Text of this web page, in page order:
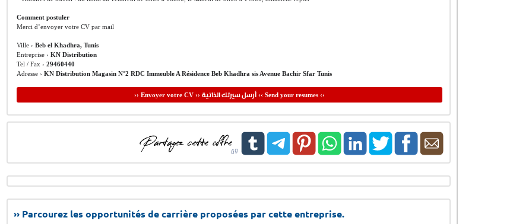
Comment postuler
Merci d’envoyer votre CV par mail
Ville › Beb el Khadhra, Tunis
Entreprise › KN Distribution
Tel / Fax › 29460440
Adresse › KN Distribution Magasin N°2 RDC Immeuble A Résidence Beb Khadhra sis Avenue Bachir Sfar Tunis
›› Envoyer votre CV ›› أرسل سيرتك الذاتية‹‹ Send your resumes ‹‹
›› Parcourez les opportunités de carrière proposées par cette entreprise.